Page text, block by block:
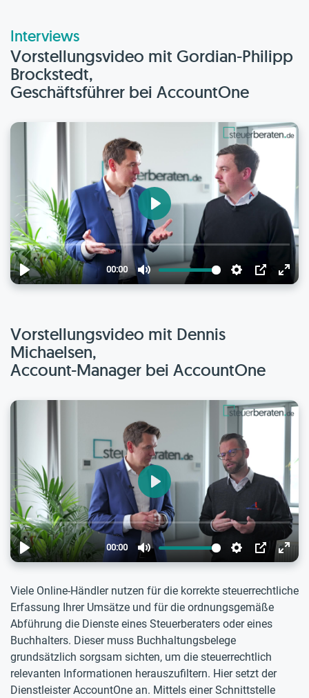
Interviews
Vorstellungsvideo mit Gordian-Philipp
Brockstedt,
Geschäftsführer bei AccountOne
Vorstellungsvideo mit Dennis
Michaelsen,
Account-Manager bei AccountOne
Viele Online-Händler nutzen für die korrekte steuerrechtliche
Erfassung Ihrer Umsätze und für die ordnungsgemäße
Abführung die Dienste eines Steuerberaters oder eines
Buchhalters. Dieser muss Buchhaltungsbelege
grundsätzlich sorgsam sichten, um die steuerrechtlich
relevanten Informationen herauszufiltern. Hier setzt der
Dienstleister AccountOne an. Mittels einer Schnittstelle